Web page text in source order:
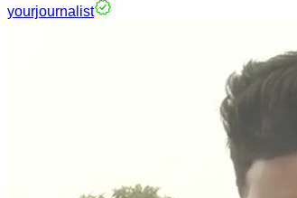
yourjournalist